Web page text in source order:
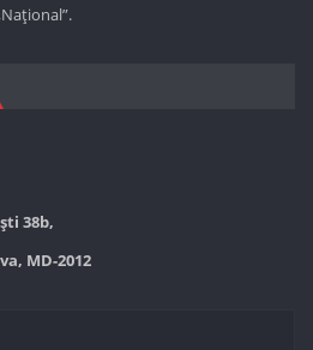
38b,
MD-2012